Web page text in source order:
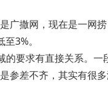
广撒网，现在是一网
3%。
的要求有直接关系。
参差不齐，其实有很